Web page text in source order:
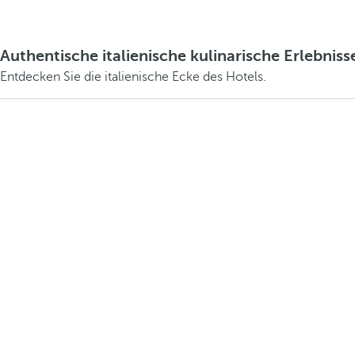
Authentische italienische kulinarische
Entdecken Sie die italienische Ecke des Hotels.